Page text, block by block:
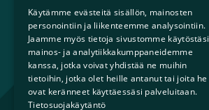
Lapsiperheille
Ammattilaisille
Päättäjille
Ajankohtaista
Tilaa uutiskirje
Käytämme evästeitä sisällön, mainosten
personointiin ja liikenteemme analysointiin.
Jaamme myös tietoja sivustomme käytöstäsi
mainos- ja analytiikkakumppaneidemme
kanssa, jotka voivat yhdistää ne muihin
tietoihin, jotka olet heille antanut tai joita he
ovat keränneet käyttäessäsi palveluitaan.
Tietosuojakäytäntö